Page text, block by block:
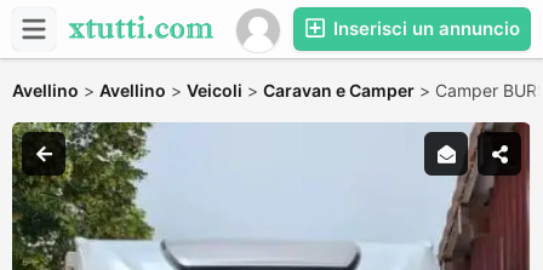
Inserisci un annuncio
Avellino > Avellino > Veicoli > Caravan e Camper > Camper